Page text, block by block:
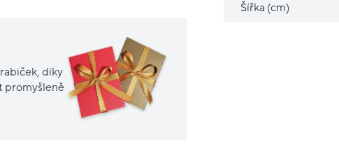
díky
promyšleně
Šířka (cm)